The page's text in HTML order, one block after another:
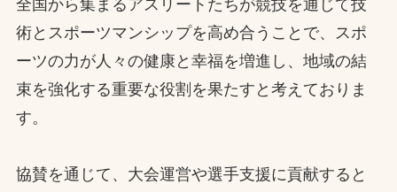
プライバシーポリシー
ソーシャルメディアポリシー
全国から集まるアスリートたちが競技を通じて技
術とスポーツマンシップを高め合うことで、スポ
ーツの力が人々の健康と幸福を増進し、地域の結
束を強化する重要な役割を果たすと考えておりま
す。
協賛を通じて、大会運営や選手支援に貢献すると